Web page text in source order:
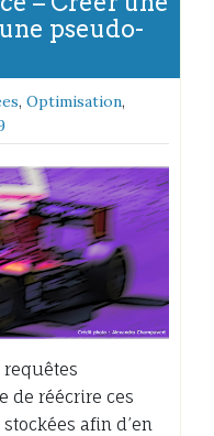
pseudo-
, Optimisation,
requêtes
de réécrire ces
afin d’en